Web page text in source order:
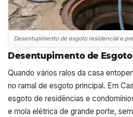
Desentupimento de esgoto residencial e
Desentupimento de
Quando vários ralos da casa
no ramal de esgoto principal. Em
esgoto de residências e
e mola elétrica de grande porte,